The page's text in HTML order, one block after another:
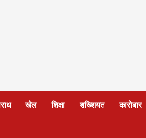
खेल शिक्षा शख्शियत कारोबार